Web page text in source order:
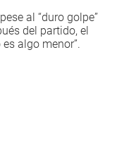
al “duro golpe”
del partido, el
algo menor”.